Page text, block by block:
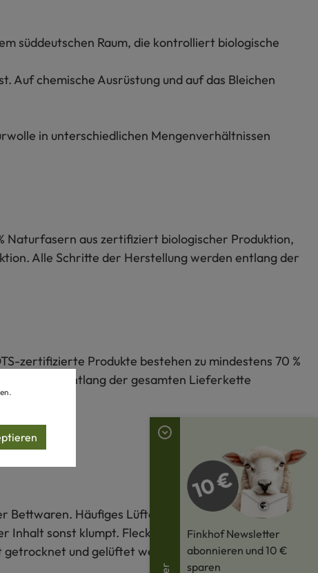
süddeutschen Raum, die kontrolliert biologische
Auf chemische Ausrüstung und auf das Bleichen
in unterschiedlichen Mengenverhältnissen
Naturfasern aus zertifiziert biologischer Produktion,
Alle Schritte der Herstellung werden entlang der
zertifizierte Produkte bestehen zu mindestens 70 %
werden entlang der gesamten Lieferkette
Bettwaren. Häufiges Lüften und regelmäßiges
sonst klumpt. Flecken können vorsichtig mit
getrocknet und gelüftet werden. Weitere
Finkhof Newsletter
abonnieren und 10 €
sparen